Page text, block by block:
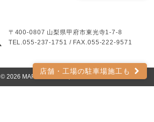
〒400-0807 山梨県甲府市東光寺1-7-8
TEL.055-237-1751 / FAX.055-222-9571
© 2026 MARUHAMA Co.,LTD.
店舗・工場の駐車場施工も